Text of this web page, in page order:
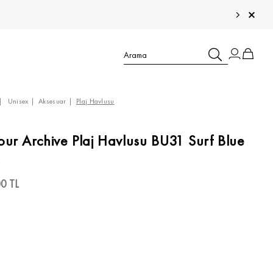
Unisex Aksesuar Plaj Havlusu
Archive Plaj Havlusu BU31 Surf Blue
TL